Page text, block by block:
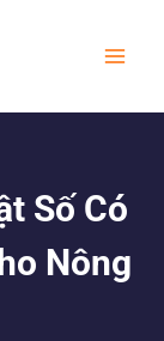
Số Có
Nông